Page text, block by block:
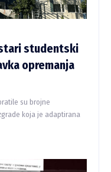
studentski
opremanja
su brojne
koja je adaptirana